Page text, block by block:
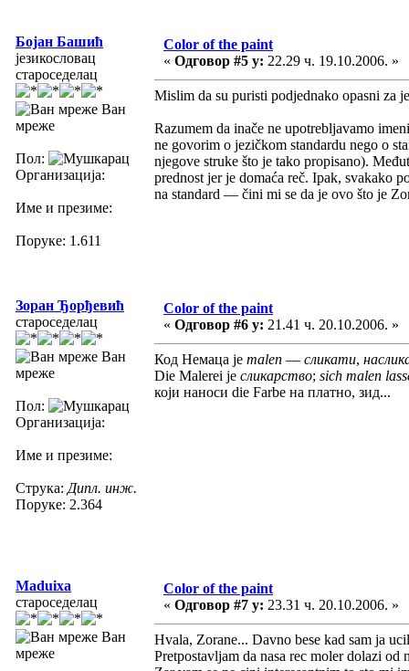
Бојан Башић
језикословац
староседелац
Ван
мреже
Пол:
Организација:
Име и презиме:
Поруке: 1.611
Color of the paint
« Одговор #5 у: 22.29 ч. 19.10.2006. »
Mislim da su puristi podjednako opasni za
Razumem da inače ne upotrebljavamo
ne govorim o jezičkom standardu nego o
njegove struke što je tako propisano).
prednost jer je domaća reč. Ipak, svakako
na standard — čini mi se da je ovo što je
Зоран Ђорђевић
староседелац
Ван
мреже
Пол:
Организација:
Име и презиме:
Струка: Дипл. инж.
Поруке: 2.364
Color of the paint
« Одговор #6 у: 21.41 ч. 20.10.2006. »
Код Немаца је malen — сликати,
Die Malerei је сликарство; sich malen
који наноси die Farbe на платно, зид...
Maduixa
староседелац
Ван
мреже
Color of the paint
« Одговор #7 у: 23.31 ч. 20.10.2006. »
Hvala, Zorane... Davno bese kad sam ja
Pretpostavljam da nasa rec moler dolazi od